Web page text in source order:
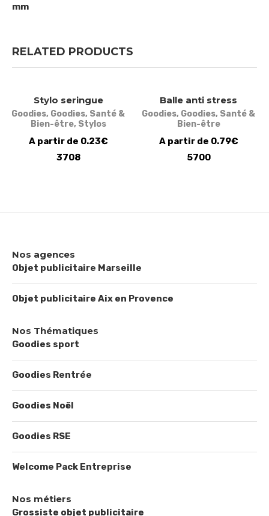
mm
RELATED PRODUCTS
Stylo seringue
Goodies, Goodies, Santé &
Bien-être, Stylos
A partir de 0.23€
3708
Balle anti stress
Goodies, Goodies, Santé &
Bien-être
A partir de 0.79€
5700
Nos agences
Objet publicitaire Marseille
Objet publicitaire Aix en Provence
Nos Thématiques
Goodies sport
Goodies Rentrée
Goodies Noël
Goodies RSE
Welcome Pack Entreprise
Nos métiers
Grossiste objet publicitaire